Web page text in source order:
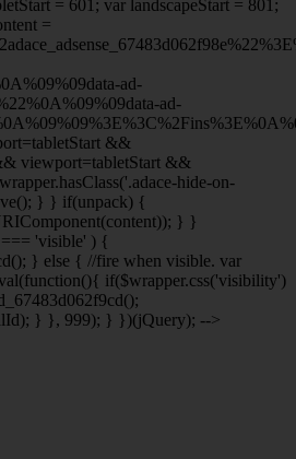
= 601; var landscapeStart = 801;
=
ad-
ad-
=tabletStart &&
viewport=tabletStart &&
hide-on-
} } if(unpack) {
} }
'visible' ) {
} else { //fire when visible. var
if($wrapper.css('visibility')
} }, 999); } })(jQuery); -->